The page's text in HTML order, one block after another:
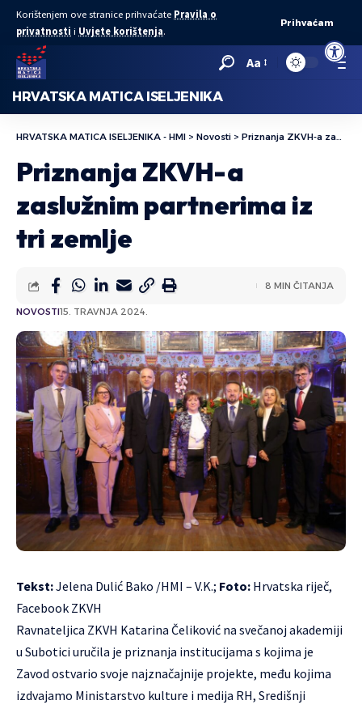
Open
Korištenjem ove stranice prihvaćate Pravila o
privatnosti i Uvjete korištenja.
Prihvaćam
Aa
HRVATSKA MATICA ISELJENIKA
HRVATSKA MATICA ISELJENIKA - HMI > Novosti > Priznanja ZKVH-a zaslužnim partnerima iz tri zemlje
Priznanja ZKVH-a
zaslužnim partnerima iz
tri zemlje
NOVOSTI15. TRAVNJA 2024.
8 MIN ČITANJA
Tekst:Jelena Dulić Bako /HMI – V.K.; Foto: Hrvatska riječ,
Facebook ZKVH
Ravnateljica ZKVH Katarina Čeliković na svečanoj akademiji
u Subotici uručila je priznanja institucijama s kojima je
Zavod ostvario svoje najznačajnije projekte, među kojima
izdvajamo Ministarstvo kulture i medija RH, Središnji